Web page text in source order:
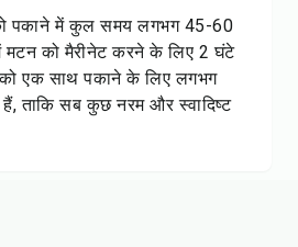
पकाने में कुल समय लगभग 45-60
मटन को मैरीनेट करने के लिए 2 घंटे
एक साथ पकाने के लिए लगभग
ताकि सब कुछ नरम और स्वादिष्ट